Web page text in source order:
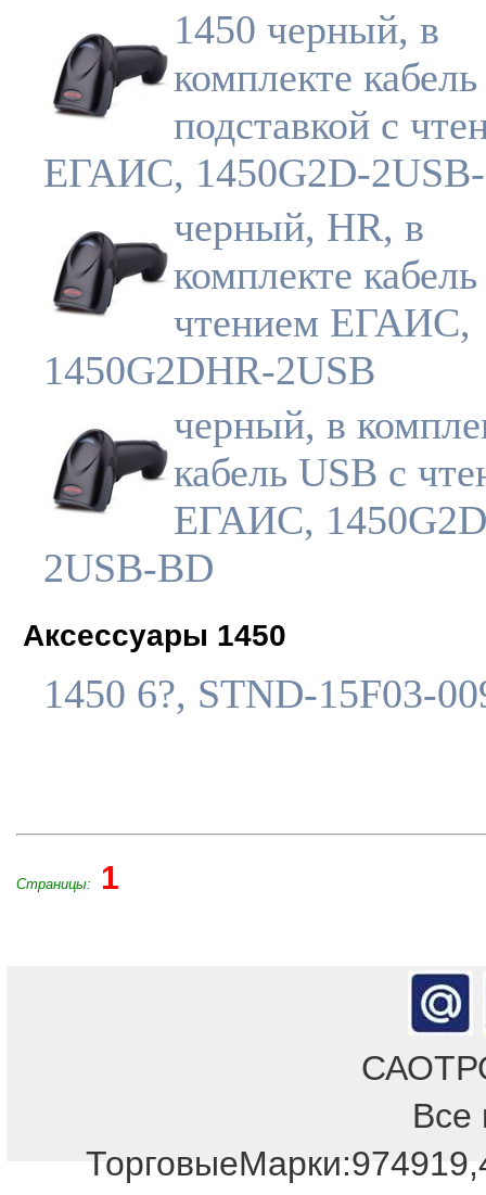
1450 черный, в
комплекте
подставкой с
ЕГАИС, 1450G2D-
черный, HR, в
комплекте
чтением ЕГАИС,
1450G2DHR-2USB
черный, в
кабель USB с
ЕГАИС,
2USB-BD
Аксессуары 1450
1450 6?, STND-15F03-
Страницы: 1
Все